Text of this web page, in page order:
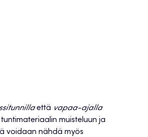
että vapaa-ajalla
muisteluun ja
voidaan nähdä myös